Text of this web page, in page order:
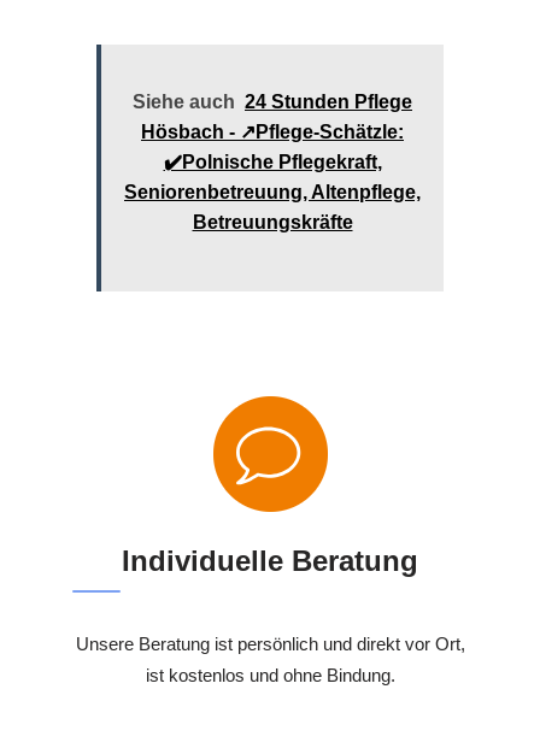
Siehe auch 24 Stunden Pflege
Hösbach - ↗️Pflege-Schätzle:
✔️Polnische Pflegekraft,
Seniorenbetreuung, Altenpflege,
Betreuungskräfte
Individuelle Beratung
Unsere Beratung ist persönlich und direkt vor Ort,
ist kostenlos und ohne Bindung.